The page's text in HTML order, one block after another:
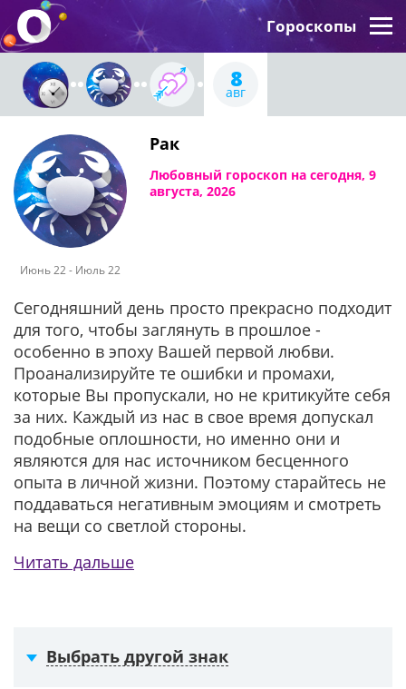
Гороскопы
8
авг
Июнь 22 - Июль 22
Рак
Любовный гороскоп на сегодня, 9
августа, 2026
Сегодняшний день просто прекрасно подходит
для того, чтобы заглянуть в прошлое -
особенно в эпоху Вашей первой любви.
Проанализируйте те ошибки и промахи,
которые Вы пропускали, но не критикуйте себя
за них. Каждый из нас в свое время допускал
подобные оплошности, но именно они и
являются для нас источником бесценного
опыта в личной жизни. Поэтому старайтесь не
поддаваться негативным эмоциям и смотреть
на вещи со светлой стороны.
Читать дальше
Выбрать другой знак